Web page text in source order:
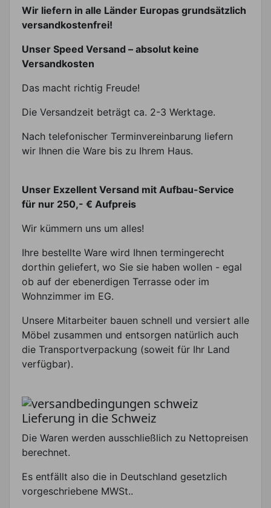
Wir liefern in alle Länder Europas grundsätzlich
versandkostenfrei!
Unser Speed Versand – absolut keine
Versandkosten
Das macht richtig Freude!
Die Versandzeit beträgt ca. 2-3 Werktage.
Nach telefonischer Terminvereinbarung liefern
wir Ihnen die Ware bis zu Ihrem Haus.
Unser Exzellent Versand mit Aufbau-Service
für nur 250,- € Aufpreis
Wir kümmern uns um alles!
Ihre bestellte Ware wird Ihnen termingerecht
dorthin geliefert, wo Sie sie haben wollen - egal
ob auf der ebenerdigen Terrasse oder im
Wohnzimmer im EG.
Unsere Mitarbeiter bauen schnell und versiert alle
Möbel zusammen und entsorgen natürlich auch
die Transportverpackung (soweit für Ihr Land
verfügbar).
Lieferung in die Schweiz
Die Waren werden ausschließlich zu Nettopreisen
berechnet.
Es entfällt also die in Deutschland gesetzlich
vorgeschriebene MWSt..